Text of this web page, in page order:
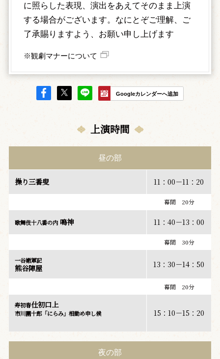
に照らした表現、演出をあえてそのまま上演
する場合がございます。なにとぞご理解、ご
了承賜りますよう、お願い申し上げます
※観劇マナーについて
Googleカレンダーへ追加
上演時間
昼の部
操り三番叟 11：00－11：20
幕間 20分
歌舞伎十八番の内鳴神 11：40－13：00
幕間 30分
一谷嫩軍記
熊谷陣屋 13：30－14：50
幕間 20分
寿初春仕初口上
市川團十郎「にらみ」相勤め申し候 15：10－15：20
夜の部